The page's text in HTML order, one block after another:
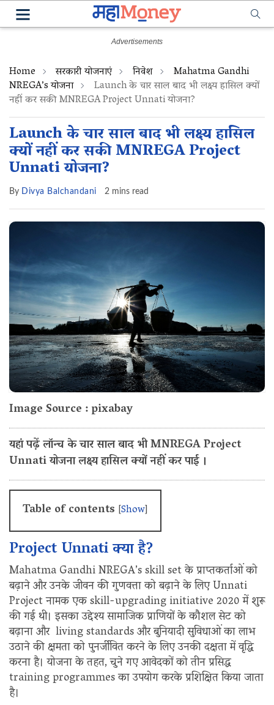
Home सरकारी योजनाएं निवेश Mahatma Gandhi
NREGA’s योजना Launch के चार साल बाद भी लक्ष्य हासिल क्यों
नहीं कर सकी MNREGA Project Unnati योजना?
Launch के चार साल बाद भी लक्ष्य हासिल
क्यों नहीं कर सकी MNREGA Project
Unnati योजना?
By Divya Balchandani 2 mins read
Image Source : pixabay
यहां पढ़ें लॉन्च के चार साल बाद भी MNREGA Project
Unnati योजना लक्ष्य हासिल क्यों नहीं कर पाई ।
Table of contents [Show]
Project Unnati क्या है?
Mahatma Gandhi NREGA’s skill set के प्राप्तकर्ताओं को
बढ़ाने और उनके जीवन की गुणवत्ता को बढ़ाने के लिए Unnati
Project नामक एक skill-upgrading initiative 2020 में शुरू
की गई थी। इसका उद्देश्य सामाजिक प्राणियों के कौशल सेट को
बढ़ाना और living standards और बुनियादी सुविधाओं का लाभ
उठाने की क्षमता को पुनर्जीवित करने के लिए उनकी दक्षता में वृद्धि
करना है। योजना के तहत, चुने गए आवेदकों को तीन प्रसिद्ध
training programmes का उपयोग करके प्रशिक्षित किया जाता
है।